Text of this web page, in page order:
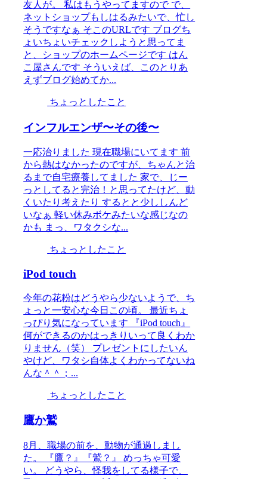
友人が。 私はもうやってますので で、
ネットショップもしはるみたいで、忙し
そうですなぁ そこのURLです ブログち
ょいちょいチェックしようと思ってま
と、ショップのホームページです はん
こ屋さんです そういえば、このとりあ
えずブログ始めてか...
ちょっとしたこと
インフルエンザ〜その後〜
一応治りました 現在職場にいてます 前
から熱はなかったのですが、ちゃんと治
るまで自宅療養してました 家で、じー
っとしてると完治！と思ってたけど、動
くいたり考えたり するとと少ししんど
いなぁ 軽い休みボケみたいな感じなの
かも まっ、ワタクシな...
ちょっとしたこと
iPod touch
今年の花粉はどうやら少ないようで、ち
ょっと一安心な今日この頃。 最近ちょ
っぴり気になっています 『iPod touch』
何ができるのかはっきりいって良くわか
りません（笑） プレゼントにしたいん
やけど、ワタシ自体よくわかってないね
んな＾＾；...
ちょっとしたこと
鷹か鷲
8月、職場の前を、動物が通過しまし
た。 『鷹？』『鷲？』 めっちゃ可愛
い。 どうやら、怪我をしてる様子で、